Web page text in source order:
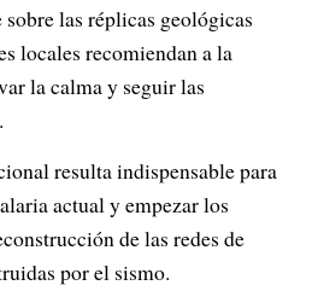
las réplicas geológicas
locales recomiendan a la
la calma y seguir las
resulta indispensable para
actual y empezar los
de las redes de
por el sismo.